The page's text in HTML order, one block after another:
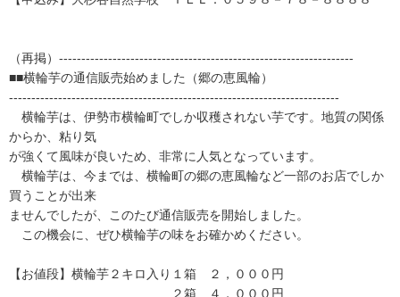
（再掲）------------------------------------------------------------------
■■横輪芋の通信販売始めました（郷の恵風輪）
--------------------------------------------------------------------------
横輪芋は、伊勢市横輪町でしか収穫されない芋です。地質の関係
からか、粘り気
が強くて風味が良いため、非常に人気となっています。
横輪芋は、今までは、横輪町の郷の恵風輪など一部のお店でしか
買うことが出来
ませんでしたが、このたび通信販売を開始しました。
この機会に、ぜひ横輪芋の味をお確かめください。
【お値段】横輪芋２キロ入り１箱 ２，０００円
２箱 ４，０００円